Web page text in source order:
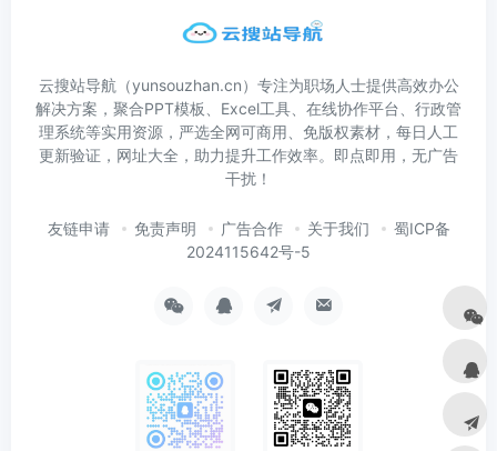
云搜站导航（yunsouzhan.cn）专注为职场人士提供高效办公
解决方案，聚合PPT模板、Excel工具、在线协作平台、行政管
理系统等实用资源，严选全网可商用、免版权素材，每日人工
更新验证，网址大全，助力提升工作效率。即点即用，无广告
干扰！
友链申请 免责声明 广告合作 关于我们
蜀ICP备
2024115642号-5